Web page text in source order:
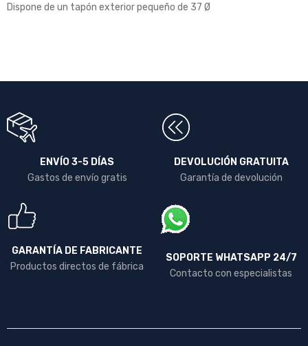
Dispone de un tapón exterior pequeño de 37 Ø
ENVÍO 3-5 DÍAS
Gastos de envío gratis
DEVOLUCIÓN GRATUITA
Garantía de devolución
GARANTÍA DE FABRICANTE
Productos directos de fábrica
SOPORTE WHATSAPP 24/7
Contacto con especialistas